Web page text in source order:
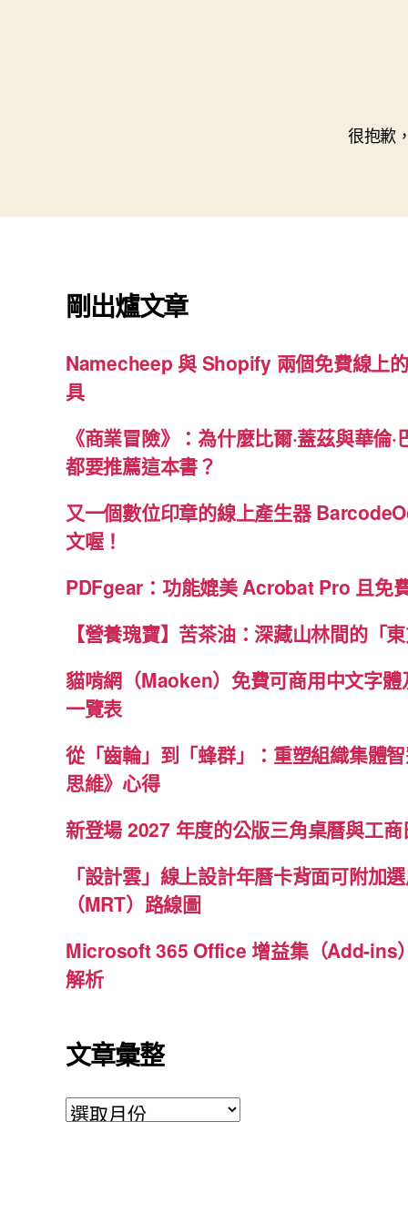
很抱歉
剛出爐文章
Namecheep 與 Shopify 兩個免費線上
具
《商業冒險》：為什麼比爾·蓋茲與華倫
都要推薦這本書？
又一個數位印章的線上產生器
文喔！
PDFgear：功能媲美 Acrobat Pro 且免
【營養瑰寶】苦茶油：深藏山林間的「東
貓啃網（Maoken）免費可商用中文字
一覽表
從「齒輪」到「蜂群」：重塑組織集體
思維》心得
新登場 2027 年度的公版三角桌曆與工商
「設計雲」線上設計年曆卡背面可附加
（MRT）路線圖
Microsoft 365 Office 增益集（Add-ins
解析
文章彙整
文